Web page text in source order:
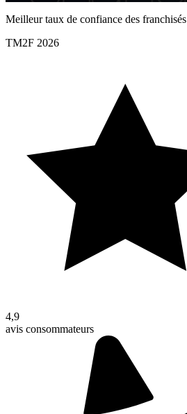
Meilleur taux de confiance des franchisés
TM2F 2026
4,9
avis consommateurs